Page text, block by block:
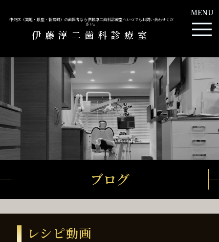
中央区（築地・銀座・新富町）の歯医者なら伊藤淳二歯科診療室へいつでもお問い合わせくだ
さい。
伊藤淳二歯科診療室
MENU
ブログ
レシピ動画